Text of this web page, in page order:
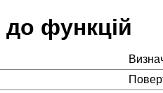
до функцій